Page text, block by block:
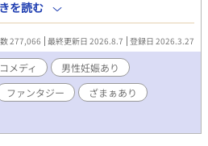
性妊娠あり。 エロは後半まで無
コツな将軍様×器用貧乏な働き蜂青
ントでＢＬ部門１位！！ こんな奇跡
す！ 皆様本当にありがとうございま
を読む
277,066 最終更新日 2026.8.7 登録日 2026.3.27
コメディ
男性妊娠あり
ファンタジー
ざまぁあり